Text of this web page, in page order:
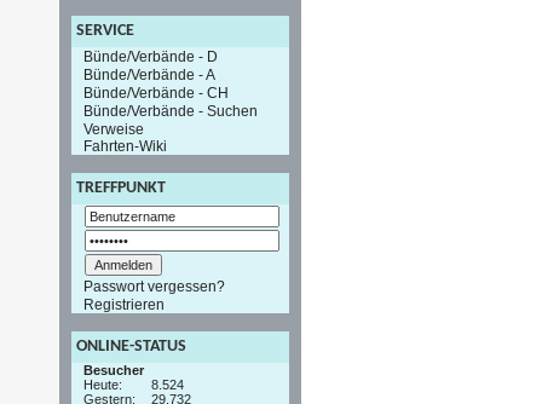
SERVICE
Bünde/Verbände - D
Bünde/Verbände - A
Bünde/Verbände - CH
Bünde/Verbände - Suchen
Verweise
Fahrten-Wiki
TREFFPUNKT
Passwort vergessen?
Registrieren
ONLINE-STATUS
Besucher
Heute:
8.524
Gestern:
29.732